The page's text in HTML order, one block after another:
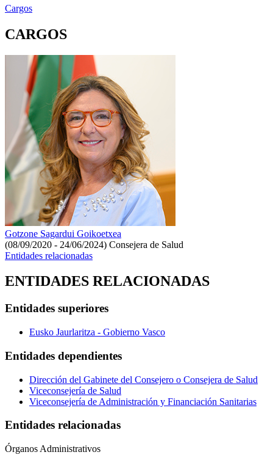
Cargos
CARGOS
Gotzone Sagardui Goikoetxea
(08/09/2020 - 24/06/2024) Consejera de Salud
Entidades relacionadas
ENTIDADES RELACIONADAS
Entidades superiores
Eusko Jaurlaritza - Gobierno Vasco
Entidades dependientes
Dirección del Gabinete del Consejero o Consejera de Salud
Viceconsejería de Salud
Viceconsejería de Administración y Financiación Sanitarias
Entidades relacionadas
Órganos Administrativos